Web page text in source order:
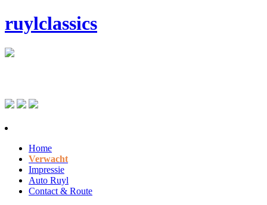
ruylclassics
Home
Verwacht
Impressie
Auto Ruyl
Contact & Route